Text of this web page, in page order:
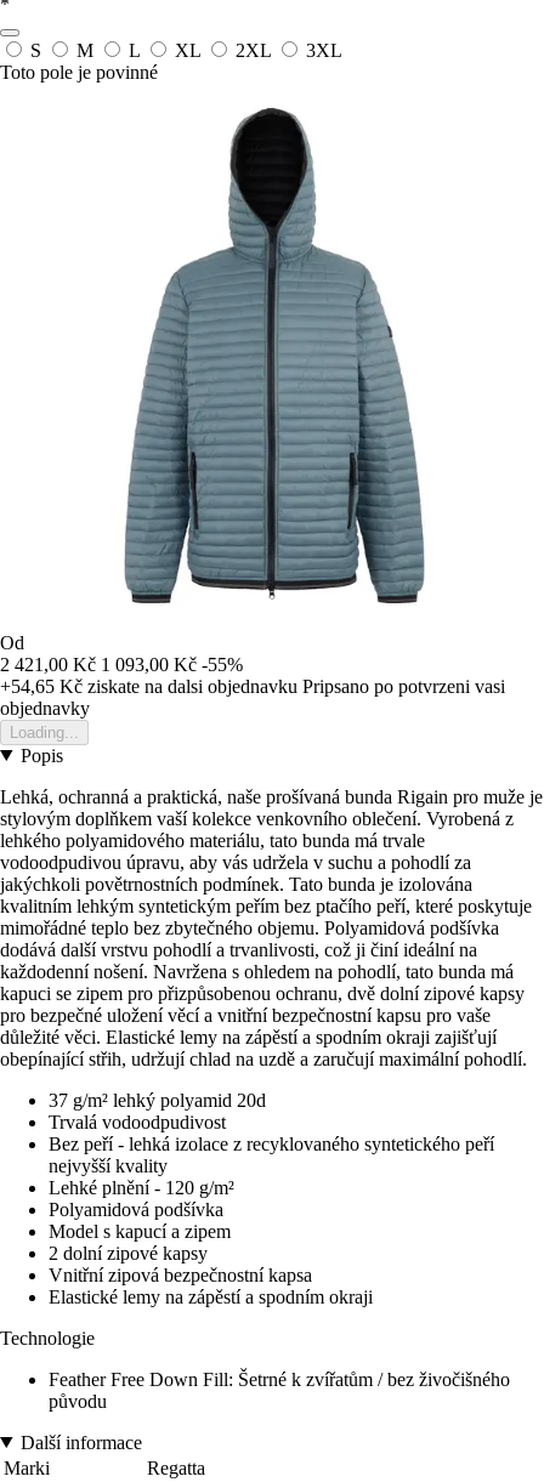
S M L XL 2XL
3XL
Toto pole je povinné
Od
2 421,00 Kč 1 093,00 Kč -55%
+54,65 Kč ziskate na dalsi objednavku Pripsano po potvrzeni vasi
objednavky
Loading...
Popis
Lehká, ochranná a praktická, naše prošívaná bunda Rigain pro muže je
stylovým doplňkem vaší kolekce venkovního oblečení. Vyrobená z
lehkého polyamidového materiálu, tato bunda má trvale
vodoodpudivou úpravu, aby vás udržela v suchu a pohodlí za
jakýchkoli povětrnostních podmínek. Tato bunda je izolována
kvalitním lehkým syntetickým peřím bez ptačího peří, které poskytuje
mimořádné teplo bez zbytečného objemu. Polyamidová podšívka
dodává další vrstvu pohodlí a trvanlivosti, což ji činí ideální na
každodenní nošení. Navržena s ohledem na pohodlí, tato bunda má
kapuci se zipem pro přizpůsobenou ochranu, dvě dolní zipové kapsy
pro bezpečné uložení věcí a vnitřní bezpečnostní kapsu pro vaše
důležité věci. Elastické lemy na zápěstí a spodním okraji zajišťují
obepínající střih, udržují chlad na uzdě a zaručují maximální pohodlí.
37 g/m² lehký polyamid 20d
Trvalá vodoodpudivost
Bez peří - lehká izolace z recyklovaného syntetického peří
nejvyšší kvality
Lehké plnění - 120 g/m²
Polyamidová podšívka
Model s kapucí a zipem
2 dolní zipové kapsy
Vnitřní zipová bezpečnostní kapsa
Elastické lemy na zápěstí a spodním okraji
Technologie
Feather Free Down Fill: Šetrné k zvířatům / bez živočišného
původu
Další informace
Marki
Regatta